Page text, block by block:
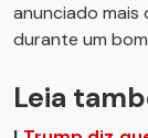
anunciado mais
durante um
Leia